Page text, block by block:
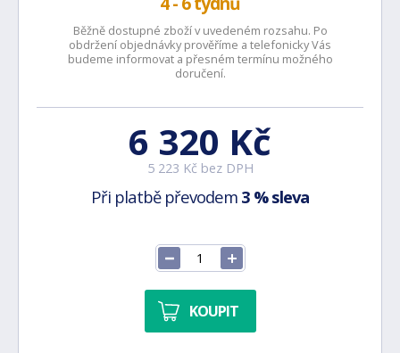
Běžně dostupné zboží v uvedeném rozsahu. Po
obdržení objednávky prověříme a telefonicky Vás
budeme informovat a přesném termínu možného
doručení.
6 320 Kč
5 223 Kč bez DPH
Při platbě převodem 3 % sleva
KOUPIT